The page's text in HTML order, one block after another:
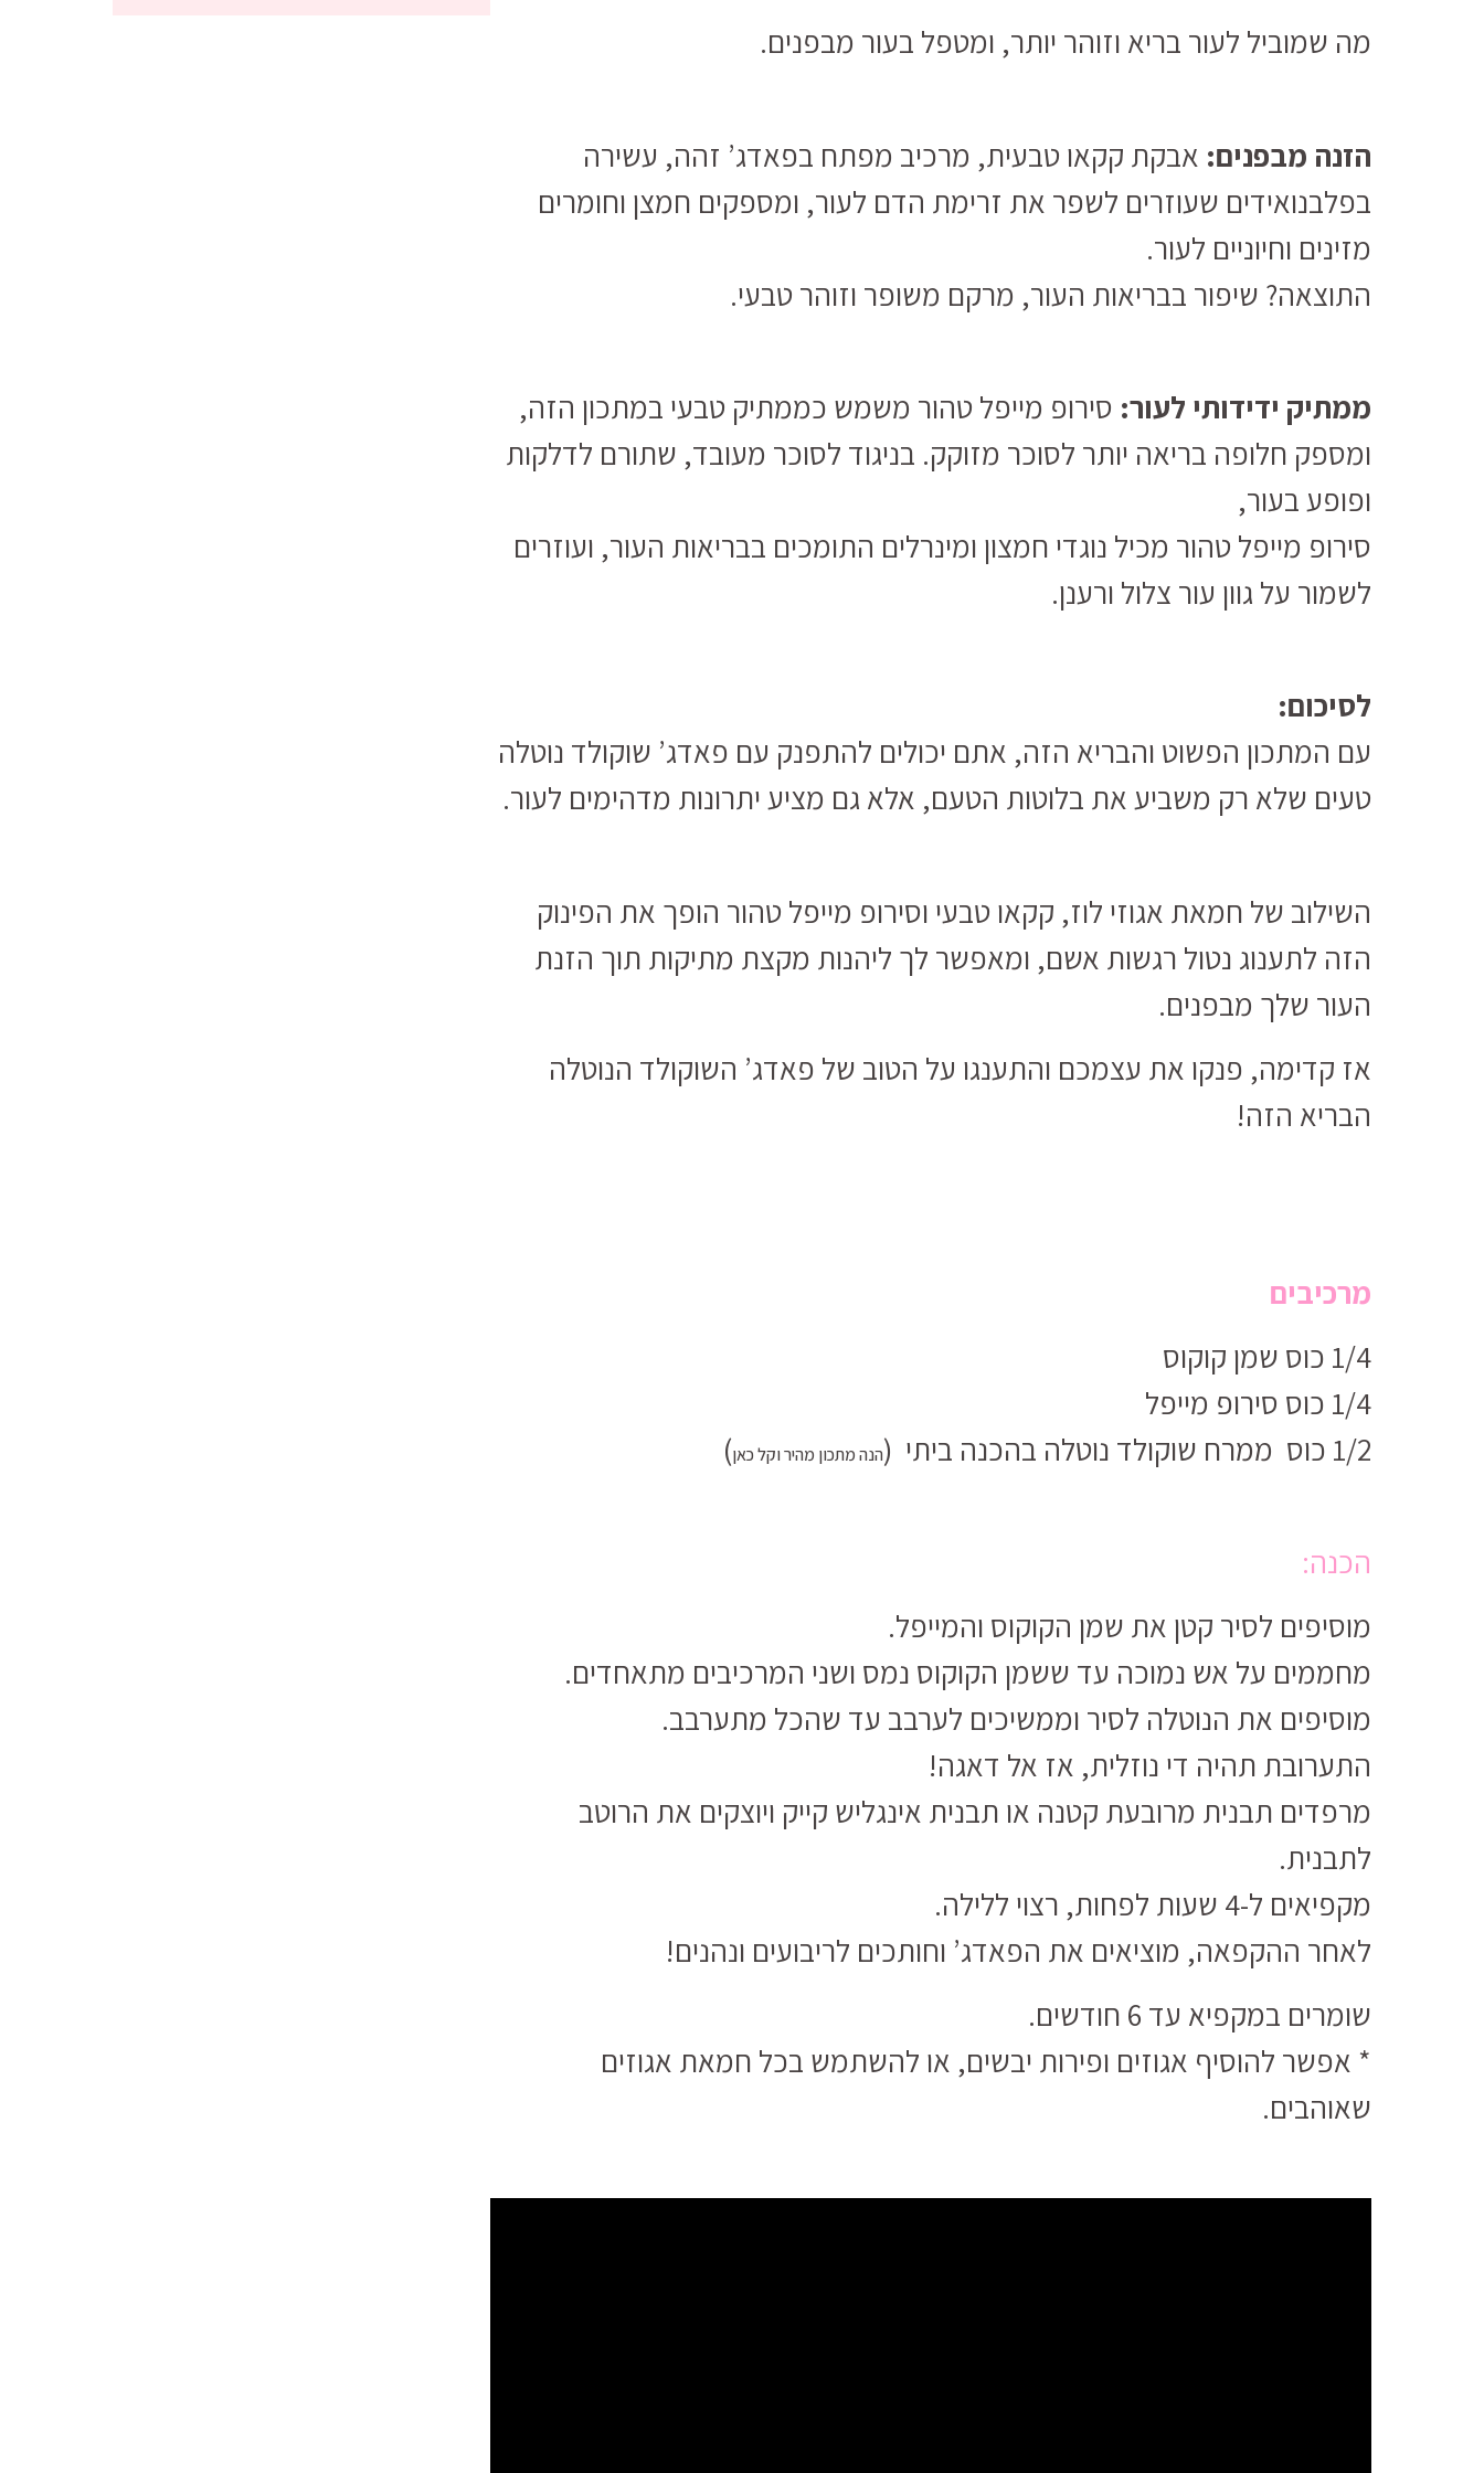
מה שמוביל לעור בריא וזוהר יותר, ומטפל בעור מבפנים.
הזנה מבפנים: אבקת קקאו טבעית, מרכיב מפתח בפאדג’ זהה, עשירה
בפלבנואידים שעוזרים לשפר את זרימת הדם לעור, ומספקים חמצן וחומרים
מזינים וחיוניים לעור.
התוצאה? שיפור בבריאות העור, מרקם משופר וזוהר טבעי.
ממתיק ידידותי לעור: סירופ מייפל טהור משמש כממתיק טבעי במתכון הזה,
ומספק חלופה בריאה יותר לסוכר מזוקק. בניגוד לסוכר מעובד, שתורם לדלקות
ופופע בעור,
סירופ מייפל טהור מכיל נוגדי חמצון ומינרלים התומכים בבריאות העור, ועוזרים
לשמור על גוון עור צלול ורענן.
לסיכום:
עם המתכון הפשוט והבריא הזה, אתם יכולים להתפנק עם פאדג’ שוקולד נוטלה
טעים שלא רק משביע את בלוטות הטעם, אלא גם מציע יתרונות מדהימים לעור.
השילוב של חמאת אגוזי לוז, קקאו טבעי וסירופ מייפל טהור הופך את הפינוק
הזה לתענוג נטול רגשות אשם, ומאפשר לך ליהנות מקצת מתיקות תוך הזנת
העור שלך מבפנים.
אז קדימה, פנקו את עצמכם והתענגו על הטוב של פאדג’ השוקולד הנוטלה
הבריא הזה!
מרכיבים
1/4 כוס שמן קוקוס
1/4 כוס סירופ מייפל
1/2 כוס ממרח שוקולד נוטלה בהכנה ביתי (
הנה מתכון מהיר וקל כאן)
הכנה:
מוסיפים לסיר קטן את שמן הקוקוס והמייפל.
מחממים על אש נמוכה עד ששמן הקוקוס נמס ושני המרכיבים מתאחדים.
מוסיפים את הנוטלה לסיר וממשיכים לערבב עד שהכל מתערבב.
התערובת תהיה די נוזלית, אז אל דאגה!
מרפדים תבנית מרובעת קטנה או תבנית אינגליש קייק ויוצקים את הרוטב
לתבנית.
מקפיאים ל-4 שעות לפחות, רצוי ללילה.
לאחר ההקפאה, מוציאים את הפאדג’ וחותכים לריבועים ונהנים!
שומרים במקפיא עד 6 חודשים.
* אפשר להוסיף אגוזים ופירות יבשים, או להשתמש בכל חמאת אגוזים
שאוהבים.